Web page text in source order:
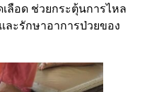
ลือด ช่วยกระตุ้นการไหล
ละรักษาอาการป่วยของ